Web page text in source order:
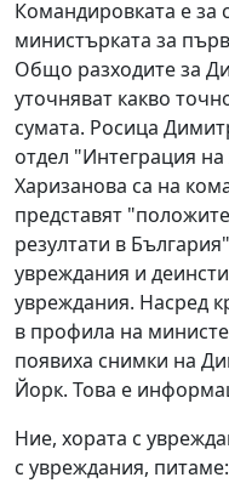
Командировката е
министърката за
Общо разходите за
уточняват какво
сумата. Росица
отдел "Интеграция
Харизанова са на
представят
резултати в
увреждания и
увреждания. Насред
в профила на
появиха снимки на
Йорк. Това е
Ние, хората с
с увреждания, питаме: